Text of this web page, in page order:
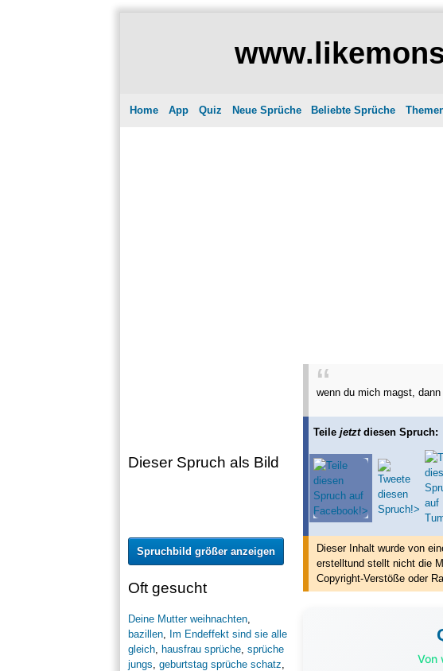
Home App Quiz Neue Sprüche Beliebte Sprüche
Dieser Spruch als Bild
Spruchbild größer anzeigen
Oft gesucht
Deine Mutter weihnachten,
bazillen, Im Endeffekt sind sie alle
gleich, hausfrau sprüche, sprüche
jungs geburtstag sprüche schatz
wenn du mich magst,
Teile jetztdiesen Spruch:
Dieser Inhalt wurde von
erstelltund stellt nicht die
Copyright-Verstöße oder
Von